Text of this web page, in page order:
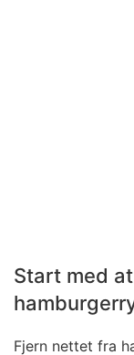
Start med
Fjern nettet fra